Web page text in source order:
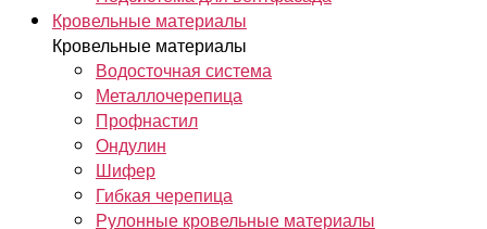
Кровельные материалы
Кровельные материалы
Водосточная система
Металлочерепица
Профнастил
Ондулин
Шифер
Гибкая черепица
Рулонные кровельные материалы